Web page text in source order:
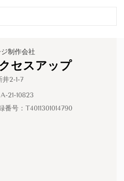
制作会社
セスアップ
2-1-7
21-10823
号：T4011301014790